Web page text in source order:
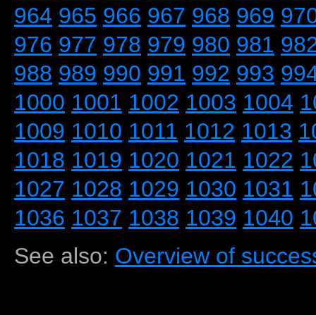
964 965 966 967 968 969
976 977 978 979 980 981
988 989 990 991 992 993
1000 1001 1002 1003 1004
1009 1010 1011 1012 1013
1018 1019 1020 1021 1022
1027 1028 1029 1030 1031
1036 1037 1038 1039 1040
See also: Overview of